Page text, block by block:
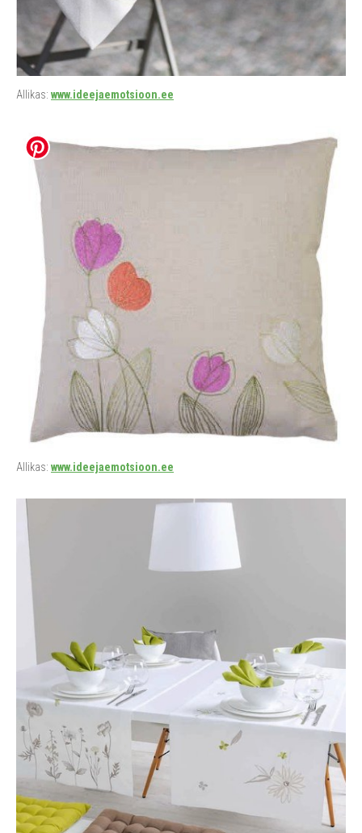
Allikas: www.ideejaemotsioon.ee
Allikas: www.ideejaemotsioon.ee